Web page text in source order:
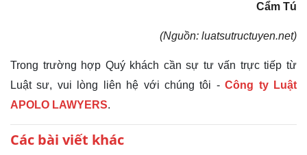
Cẩm Tú
(Nguồn: luatsutructuyen.net)
Trong trường hợp Quý khách cần sự tư vấn trực tiếp từ
Luật sư, vui lòng liên hệ với chúng tôi -Công ty Luật
APOLO LAWYERS.
Các bài viết khác